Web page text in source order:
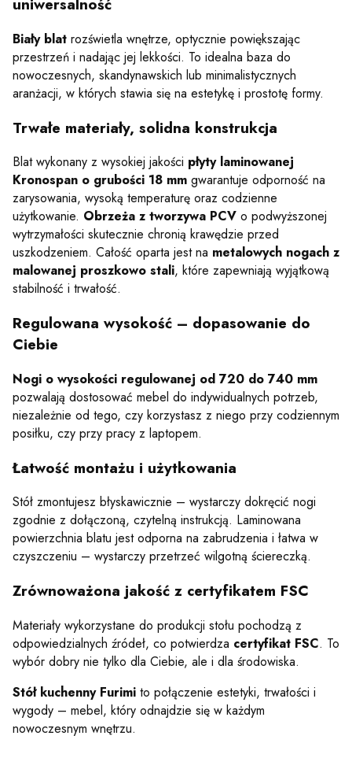
uniwersalność
Biały blat rozświetla wnętrze, optycznie powiększając
przestrzeń i nadając jej lekkości. To idealna baza do
nowoczesnych, skandynawskich lub minimalistycznych
aranżacji, w których stawia się na estetykę i prostotę formy.
Trwałe materiały, solidna konstrukcja
Blat wykonany z wysokiej jakości płyty laminowanej
Kronospan o grubości 18 mm gwarantuje odporność na
zarysowania, wysoką temperaturę oraz codzienne
użytkowanie. Obrzeża z tworzywa PCV o podwyższonej
wytrzymałości skutecznie chronią krawędzie przed
uszkodzeniem. Całość oparta jest na metalowych nogach z
malowanej proszkowo stali, które zapewniają wyjątkową
stabilność i trwałość.
Regulowana wysokość – dopasowanie do
Ciebie
Nogi o wysokości regulowanej od 720 do 740 mm
pozwalają dostosować mebel do indywidualnych potrzeb,
niezależnie od tego, czy korzystasz z niego przy codziennym
posiłku, czy przy pracy z laptopem.
Łatwość montażu i użytkowania
Stół zmontujesz błyskawicznie – wystarczy dokręcić nogi
zgodnie z dołączoną, czytelną instrukcją. Laminowana
powierzchnia blatu jest odporna na zabrudzenia i łatwa w
czyszczeniu – wystarczy przetrzeć wilgotną ściereczką.
Zrównoważona jakość z certyfikatem FSC
Materiały wykorzystane do produkcji stołu pochodzą z
odpowiedzialnych źródeł, co potwierdza certyfikat FSC. To
wybór dobry nie tylko dla Ciebie, ale i dla środowiska.
Stół kuchenny Furimi to połączenie estetyki, trwałości i
wygody – mebel, który odnajdzie się w każdym
nowoczesnym wnętrzu.